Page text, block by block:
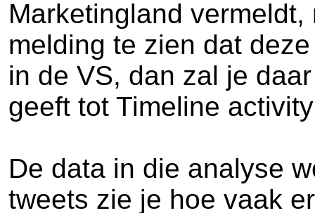
Marketingland
melding te zien dat
in de VS, dan zal je
geeft tot Timeline
De data in die analyse
tweets zie je hoe vaak